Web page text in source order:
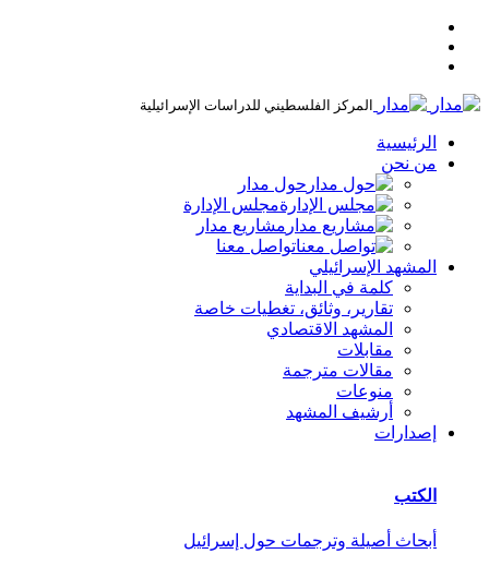
المركز الفلسطيني للدراسات الإسرائيلية
الرئيسية
من نحن
حول مدار
مجلس الإدارة
مشاريع مدار
تواصل معنا
المشهد الإسرائيلي
كلمة في البداية
تقارير، وثائق، تغطيات خاصة
المشهد الاقتصادي
مقابلات
مقالات مترجمة
منوعات
أرشيف المشهد
إصدارات
الكتب
أبحاث أصيلة وترجمات حول إسرائيل